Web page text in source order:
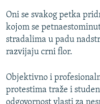
Oni se svakog petka
kojom se
stradalima u padu
razvijaju crni flor.
Objektivno i
protestima traže i